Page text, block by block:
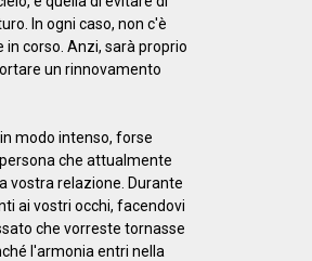
In ogni caso, non c'è
corso. Anzi, sarà proprio
un rinnovamento
modo intenso, forse
che attualmente
vostra relazione. Durante
ai vostri occhi, facendovi
che vorreste tornasse
l'armonia entri nella